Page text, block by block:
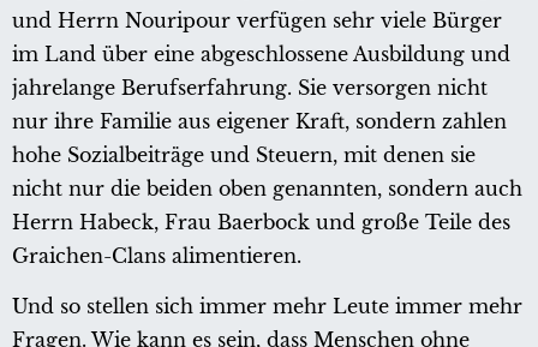
und Herrn Nouripour verfügen sehr viele Bürger
im Land über eine abgeschlossene Ausbildung und
jahrelange Berufserfahrung. Sie versorgen nicht
nur ihre Familie aus eigener Kraft, sondern zahlen
hohe Sozialbeiträge und Steuern, mit denen sie
nicht nur die beiden oben genannten, sondern auch
Herrn Habeck, Frau Baerbock und große Teile des
Graichen-Clans alimentieren.
Und so stellen sich immer mehr Leute immer mehr
Fragen. Wie kann es sein, dass Menschen ohne